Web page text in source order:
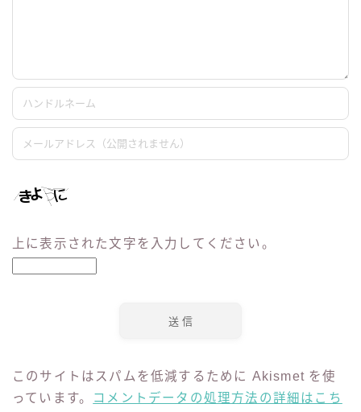
上に表示された文字を入力してください。
このサイトはスパムを低減するために Akismet を使
っています。
コメントデータの処理方法の詳細はこち